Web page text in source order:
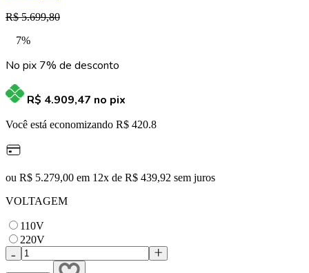
R$ 5.699,80
7%
No pix 7% de desconto
R$ 4.909,47 no pix
Você está economizando R$ 420.8
ou R$ 5.279,00 em 12x de R$ 439,92 sem juros
VOLTAGEM
110V
220V